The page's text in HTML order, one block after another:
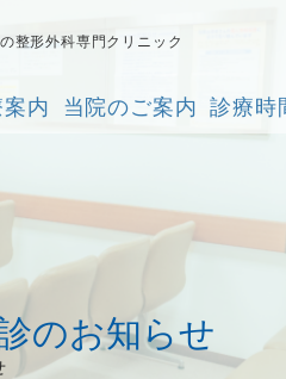
整形外科専門クリニック
内 当院のご案内 診療時
のお知らせ